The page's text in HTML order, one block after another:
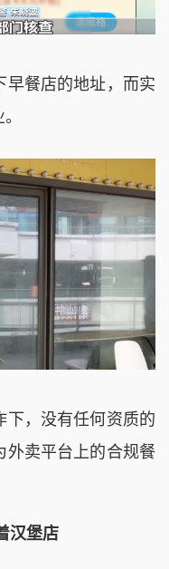
餐店的地址，而实
，没有任何资质的
外卖平台上的合规餐
汉堡店